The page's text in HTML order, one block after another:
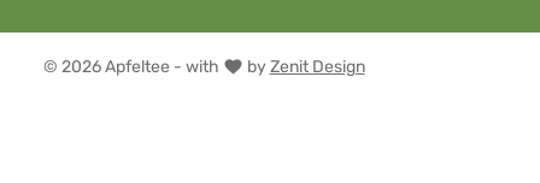
© 2026 Apfeltee - with byZenit Design